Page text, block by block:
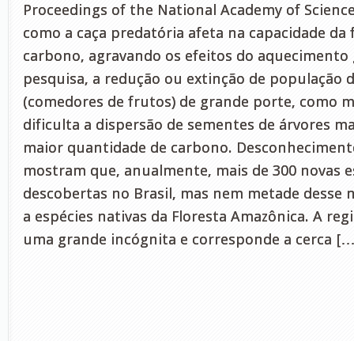
Proceedings of the National Academy of
como a caça predatória afeta na capacidade
carbono, agravando os efeitos do aquecimento
pesquisa, a redução ou extinção de população
(comedores de frutos) de grande porte, como
dificulta a dispersão de sementes de árvores
maior quantidade de carbono.
mostram que, anualmente, mais de 300 novas
descobertas no Brasil, mas nem metade desse
a espécies nativas da Floresta Amazônica. A
uma grande incógnita e corresponde a cerca